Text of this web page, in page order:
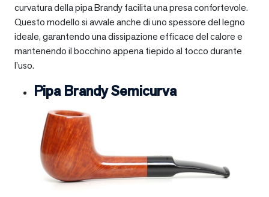
curvatura della pipa Brandy facilita una presa confortevole.
Questo modello si avvale anche di uno spessore del legno
ideale, garantendo una dissipazione efficace del calore e
mantenendo il bocchino appena tiepido al tocco durante
l’uso.
Pipa Brandy Semicurva